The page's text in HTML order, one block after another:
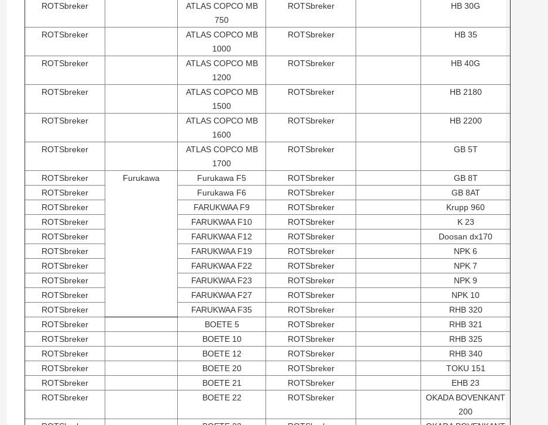
ROTSbreker
ATLAS COPCO MB
750
ROTSbreker HB 30G
ROTSbreker
ATLAS COPCO MB
1000
ROTSbreker HB 35
ROTSbreker
ATLAS COPCO MB
1200
ROTSbreker HB 40G
ROTSbreker
ATLAS COPCO MB
1500
ROTSbreker HB 2180
ROTSbreker
ATLAS COPCO MB
1600
ROTSbreker HB 2200
ROTSbreker
ATLAS COPCO MB
1700
ROTSbreker GB 5T
ROTSbreker Furukawa Furukawa F5 ROTSbreker
GB 8T
ROTSbreker
Furukawa F6 ROTSbreker
GB 8AT
ROTSbreker
FARUKWAA F9 ROTSbreker
Krupp 960
ROTSbreker
FARUKWAA F10 ROTSbreker
K 23
ROTSbreker
FARUKWAA F12 ROTSbreker
Doosan dx170
ROTSbreker
FARUKWAA F19 ROTSbreker
NPK 6
ROTSbreker
FARUKWAA F22 ROTSbreker
NPK 7
ROTSbreker
FARUKWAA F23 ROTSbreker
NPK 9
ROTSbreker
FARUKWAA F27 ROTSbreker
NPK 10
ROTSbreker
FARUKWAA F35 ROTSbreker
RHB 320
ROTSbreker
BOETE 5 ROTSbreker
RHB 321
ROTSbreker
BOETE 10 ROTSbreker
RHB 325
ROTSbreker
BOETE 12 ROTSbreker
RHB 340
ROTSbreker
BOETE 20 ROTSbreker
TOKU 151
ROTSbreker
BOETE 21 ROTSbreker
EHB 23
ROTSbreker
BOETE 22 ROTSbreker
OKADA BOVENKANT
200